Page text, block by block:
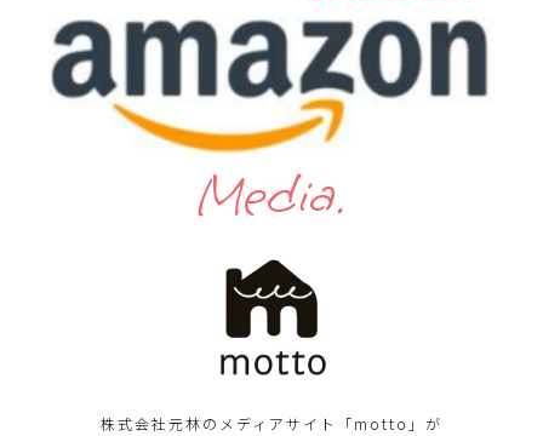
Media.
株式会社元林のメディアサイト「motto」が